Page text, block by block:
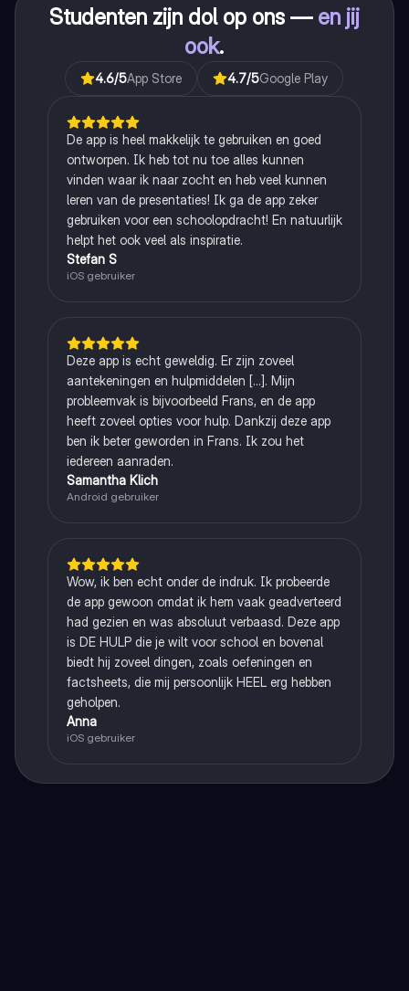
Studenten zijn dol op ons — en jij
ook.
4.6/5App Store 4.7/5Google Play
De app is heel makkelijk te gebruiken en goed
ontworpen. Ik heb tot nu toe alles kunnen
vinden waar ik naar zocht en heb veel kunnen
leren van de presentaties! Ik ga de app zeker
gebruiken voor een schoolopdracht! En natuurlijk
helpt het ook veel als inspiratie.
Stefan S
iOS gebruiker
Deze app is echt geweldig. Er zijn zoveel
aantekeningen en hulpmiddelen [...]. Mijn
probleemvak is bijvoorbeeld Frans, en de app
heeft zoveel opties voor hulp. Dankzij deze app
ben ik beter geworden in Frans. Ik zou het
iedereen aanraden.
Samantha Klich
Android gebruiker
Wow, ik ben echt onder de indruk. Ik probeerde
de app gewoon omdat ik hem vaak geadverteerd
had gezien en was absoluut verbaasd. Deze app
is DE HULP die je wilt voor school en bovenal
biedt hij zoveel dingen, zoals oefeningen en
factsheets, die mij persoonlijk HEEL erg hebben
geholpen.
Anna
iOS gebruiker